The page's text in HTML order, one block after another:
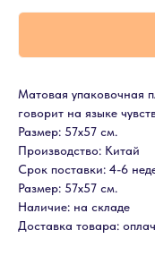
Матовая упаковочная
говорит на языке
Размер: 57х57 см.
Производство: Китай
Срок поставки: 4-6
Размер: 57х57 см.
Наличие: на складе
Доставка товара: